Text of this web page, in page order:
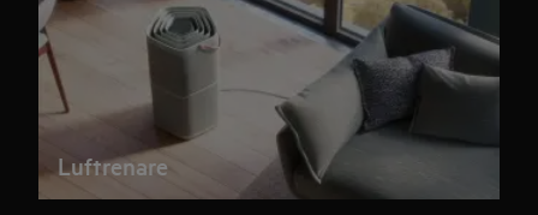
Luftrenare